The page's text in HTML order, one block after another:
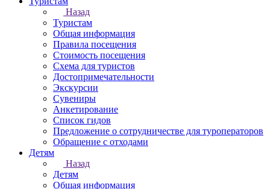
Назад
Туристам
Общая информация
Правила посещения
Стоимость посещения
Схема для туристов
Достопримечательности
Экскурсии
Сувениры
Анкетирование
Список гидов
Предложение о сотрудничестве для туроператоров
Обращение с отходами
Детям
Назад
Детям
Общая информация